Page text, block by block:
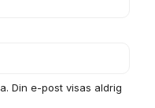
Din e-post visas aldrig